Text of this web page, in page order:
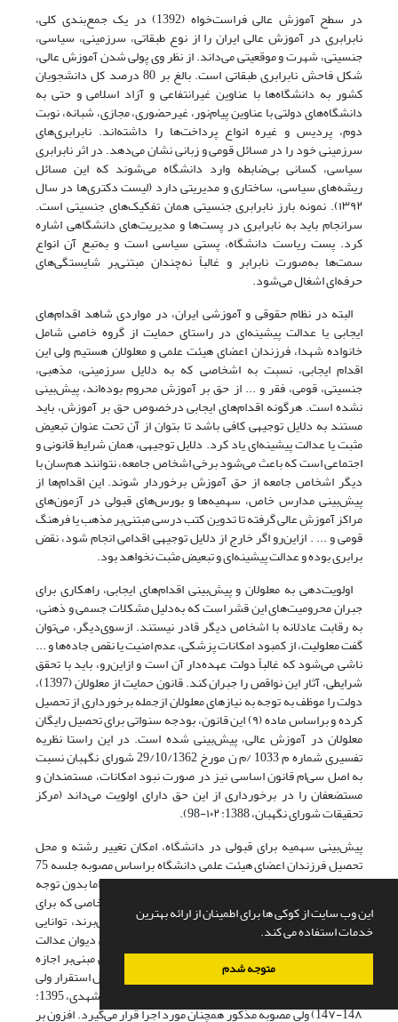
این وب سایت از کوکی ها برای اطمینان از ارائه بهترین
خدمات استفاده می کند.
متوجه شدم
در سطح آموزش‌ عالی فراست‌خواه (1392) در یک جمع‌بندی کلی،
نابرابری در آموزش ‌عالی ایران را از نوع طبقاتی، سرزمینی، سیاسی،
جنسیتی، شهرت و موقعیتی می‌داند. از نظر وی پولی شدن آموزش عالی،
شکل فاحش نابرابری طبقاتی است. بالغ بر 80 درصد کل دانشجویان
کشور به دانشگاه‌ها با عناوین غیرانتفاعی و آزاد اسلامی و حتی به
دانشگاه‌های دولتی با عناوین پیام‌نور، غیرحضوری، مجازی، شبانه، نوبت
دوم، پردیس و غیره انواع پرداخت‌ها را داشته‌اند. نابرابری‌های
سرزمینی خود را در مسائل قومی و زبانی نشان می‌دهد. در اثر نابرابری
سیاسی، کسانی بی‌ضابطه وارد دانشگاه می‌شوند که این مسائل
ریشه‌های سیاسی، ساختاری و مدیریتی دارد (لیست دکتری‌ها در سال
۱۳۹۲). نمونه بارز نابرابری جنسیتی همان تفکیک‌های جنسیتی است.
سرانجام باید به نابرابری در پست‌ها و مدیریت‌های دانشگاهی اشاره
کرد. پست ریاست دانشگاه، پستی سیاسی است و به‌تبع آن انواع
سمت‌ها به‌صورت نابرابر و غالباً نه‌چندان مبتنی‌بر شایستگی‌های
حرفه‌ای اشغال می‌شود.
البته در نظام حقوقی و آموزشی ایران، در مواردی شاهد اقدام‌های
ایجابی یا عدالت پیشینه‌ای در راستای حمایت از گروه خاصی شامل
خانواده شهدا، فرزندان اعضای هیئت علمی و معلولان هستیم ولی این
اقدام ایجابی، نسبت به اشخاصی که به‌ دلایل سرزمینی، مذهبی،
جنسیتی، قومی، فقر و ... از حق بر آموزش محروم بوده‌اند، پیش‌بینی
نشده است. هرگونه اقدام‌های ایجابی درخصوص حق بر آموزش، باید
مستند به‌ دلایل توجیهی کافی باشد تا بتوان از آن تحت عنوان تبعیض
مثبت یا عدالت پیشینه‌ای یاد کرد. دلایل توجیهی، همان شرایط قانونی و
اجتماعی است که باعث می‌شود برخی اشخاص جامعه، نتوانند هم‌سان با
دیگر اشخاص جامعه از حق آموزش برخوردار شوند. این اقدام‌ها از
پیش‌بینی مدارس خاص، سهمیه‌ها و بورس‌های قبولی در آزمون‌های
مراکز آموزش عالی گرفته تا تدوین کتب درسی مبتنی‌بر مذهب یا فرهنگ
قومی و ... . ازاین‌رو اگر خارج از دلایل توجیهی اقدامی انجام شود، نقض
برابری بوده و عدالت پیشینه‌ای و تبعیض مثبت نخواهد بود.
اولویت‌دهی به معلولان و پیش‌بینی اقدام‌های ایجابی، راهکاری برای
جبران محرومیت‌های این قشر است که به‌دلیل مشکلات جسمی و ذهنی،
به رقابت عادلانه با اشخاص دیگر قادر نیستند. از‌سوی‌دیگر، می‌توان
گفت معلولیت، از کمبود امکانات پزشکی، عدم امنیت یا نقص جاده‌ها و ...
ناشی می‌شود که غالباً دولت عهده‌دار آن است و از‌این‌رو، باید با تحقق
شرایطی، آثار این نواقص را جبران کند. قانون حمایت از معلولان (1397)،
دولت را موظف به توجه به نیازهای معلولان از‌جمله برخورداری از تحصیل
کرده و براساس ماده‌ (۹) این قانون، بودجه سنواتی برای تحصیل رایگان
معلولان در آموزش عالی، پیش‌بینی شده است. در این راستا نظریه
تفسیری شماره‌ م 1033 /م ن مورخ 29/10/1362 شورای نگهبان نسبت
به اصل سی‌ام قانون اساسی نیز در صورت نبود امکانات، مستمندان و
مستضعفان را در برخورداری از این حق دارای اولویت می‌داند (مرکز
تحقیقات شورای نگهبان، 1388: ۱۰۲-98).
پیش‌بینی سهمیه برای قبولی در دانشگاه، امکان تغییر رشته و محل
تحصیل فرزندان اعضای هیئت علمی دانشگاه براساس مصوبه‌ جلسه‌ 75
شورای عالی انقلاب فرهنگی نیز از اقدام‌های ایجابی بوده؛ اما بدون توجه
به‌ دلایل توجیهی و خارج از حوزه تبعیض مثبت است. اشخاصی که برای
تحصیل از بورسیه، کمک‌هزینه و مزایای رفاهی بهره می‌برند، توانایی
بیشتری برای تحصیل خواهند داشت. اگرچه هیئت عمومی دیوان عدالت
اداری در یکی از آرای خود، بخشنامه‌ وزارت آموزش عالی مبنی‌بر اجازه‌
جابه‌جایی فرزندان اساتید دانشگاه‌ها از محل قبولی به محل استقرار ولی
ایشان را غیرقانونی دانسته و آن را ابطال کرده (هداوند و مشهدی، 1395:
14۸-14۷) ولی مصوبه‌ مذکور همچنان مورد اجرا قرار می‌گیرد. افزون بر